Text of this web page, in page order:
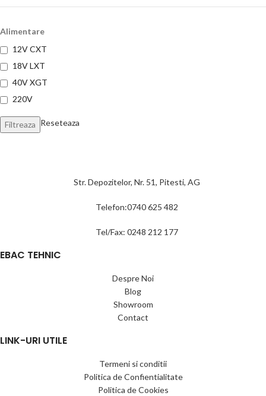
Alimentare
12V CXT
18V LXT
40V XGT
220V
Filtreaza Reseteaza
Str. Depozitelor, Nr. 51, Pitesti, AG
Telefon:0740 625 482
Tel/Fax: 0248 212 177
EBAC TEHNIC
Despre Noi
Blog
Showroom
Contact
LINK-URI UTILE
Termeni si conditii
Politica de Confientialitate
Politica de Cookies